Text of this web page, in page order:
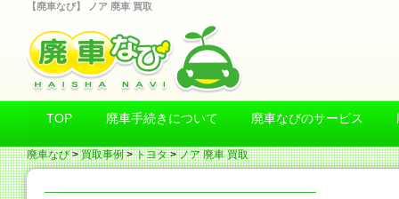
【廃車なび】 ノア 廃車 買取
TOP 廃車手続きについて 廃車なびのサービス
廃車なび>買取事例>トヨタ>ノア 廃車 買取